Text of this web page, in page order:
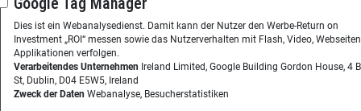
Dies ist ein Webanalysedienst. Damit kann der Nutzer den Werbe-Return on
Investment „ROI“ messen sowie das Nutzerverhalten mit Flash, Video,
Applikationen verfolgen.
Verarbeitendes Unternehmen Ireland Limited, Google Building Gordon House, 4
St, Dublin, D04 E5W5, Ireland
Zweck der Daten Webanalyse, Besucherstatistiken